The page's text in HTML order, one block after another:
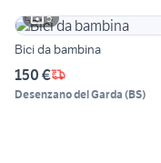
5
Bici da bambina
150 €
Desenzano del Garda (BS)